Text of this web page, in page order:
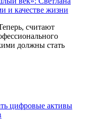
и качестве жизни
считают
должны стать
цифровые активы